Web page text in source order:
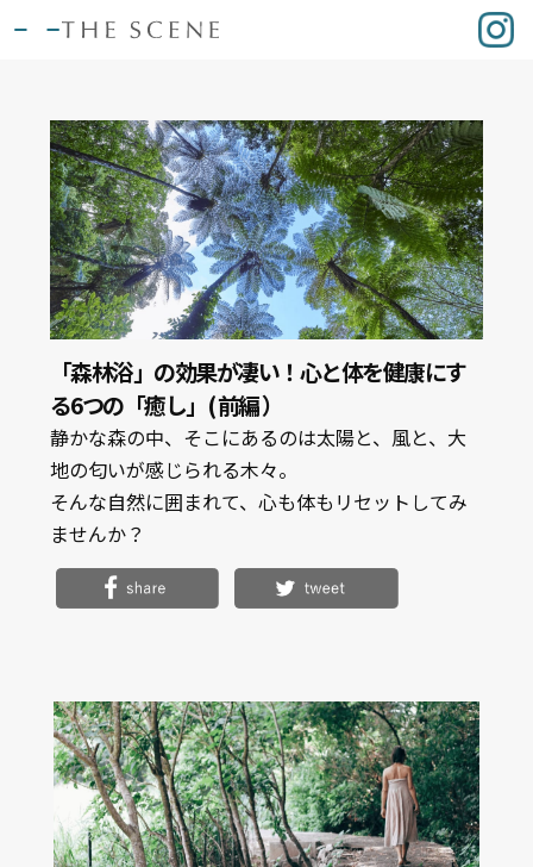
「森林浴」の効果が凄い！心と体を健康にす
る6つの「癒し」( 前編 ）
静かな森の中、そこにあるのは太陽と、風と、大
地の匂いが感じられる木々。
そんな自然に囲まれて、心も体もリセットしてみ
ませんか？